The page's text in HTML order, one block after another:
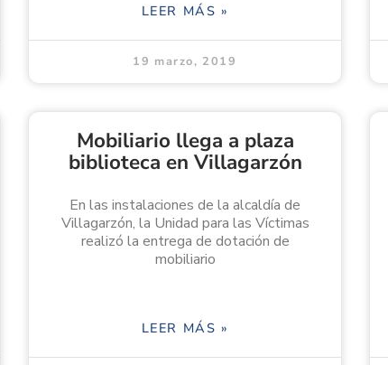
LEER MÁS »
19 marzo, 2019
Mobiliario llega a plaza
biblioteca en Villagarzón
En las instalaciones de la alcaldía de
Villagarzón, la Unidad para las Víctimas
realizó la entrega de dotación de
mobiliario
LEER MÁS »